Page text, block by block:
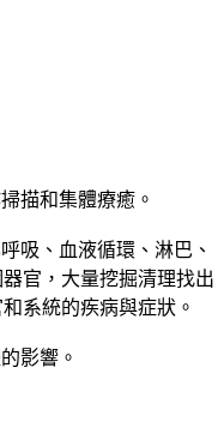
描和集體療癒。
吸、血液循環、淋巴、
官，大量挖掘清理找出
系統的疾病與症狀。
影響。